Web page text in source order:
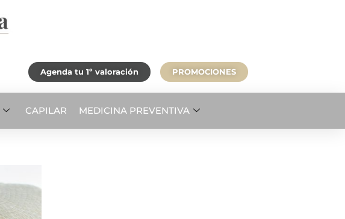
Agenda tu 1º valoración PROMOCIONES
CAPILAR MEDICINA PREVENTIVA